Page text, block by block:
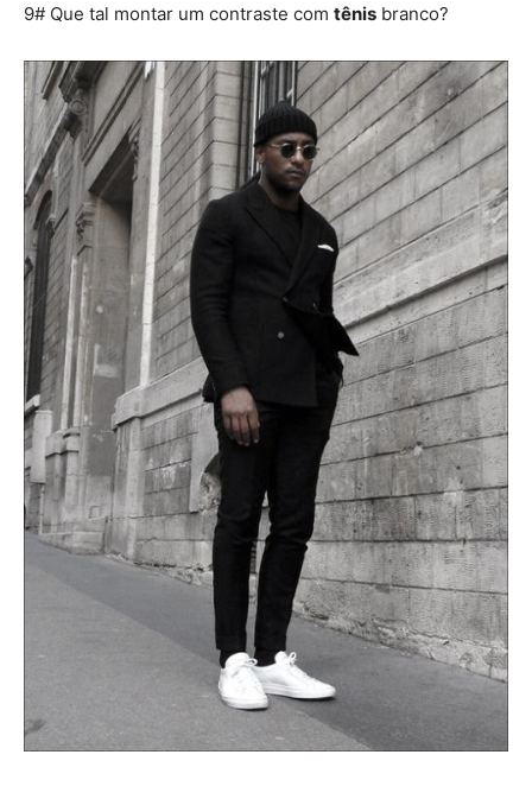
9# Que tal montar um contraste com tênis branco?